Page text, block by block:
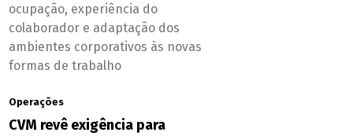
ocupação, experiência do
colaborador e adaptação dos
ambientes corporativos às novas
formas de trabalho
Operações
CVM revê exigência para